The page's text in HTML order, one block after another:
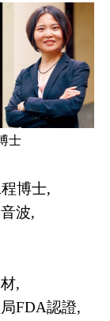
士
博士,
波,
,
FDA認證,